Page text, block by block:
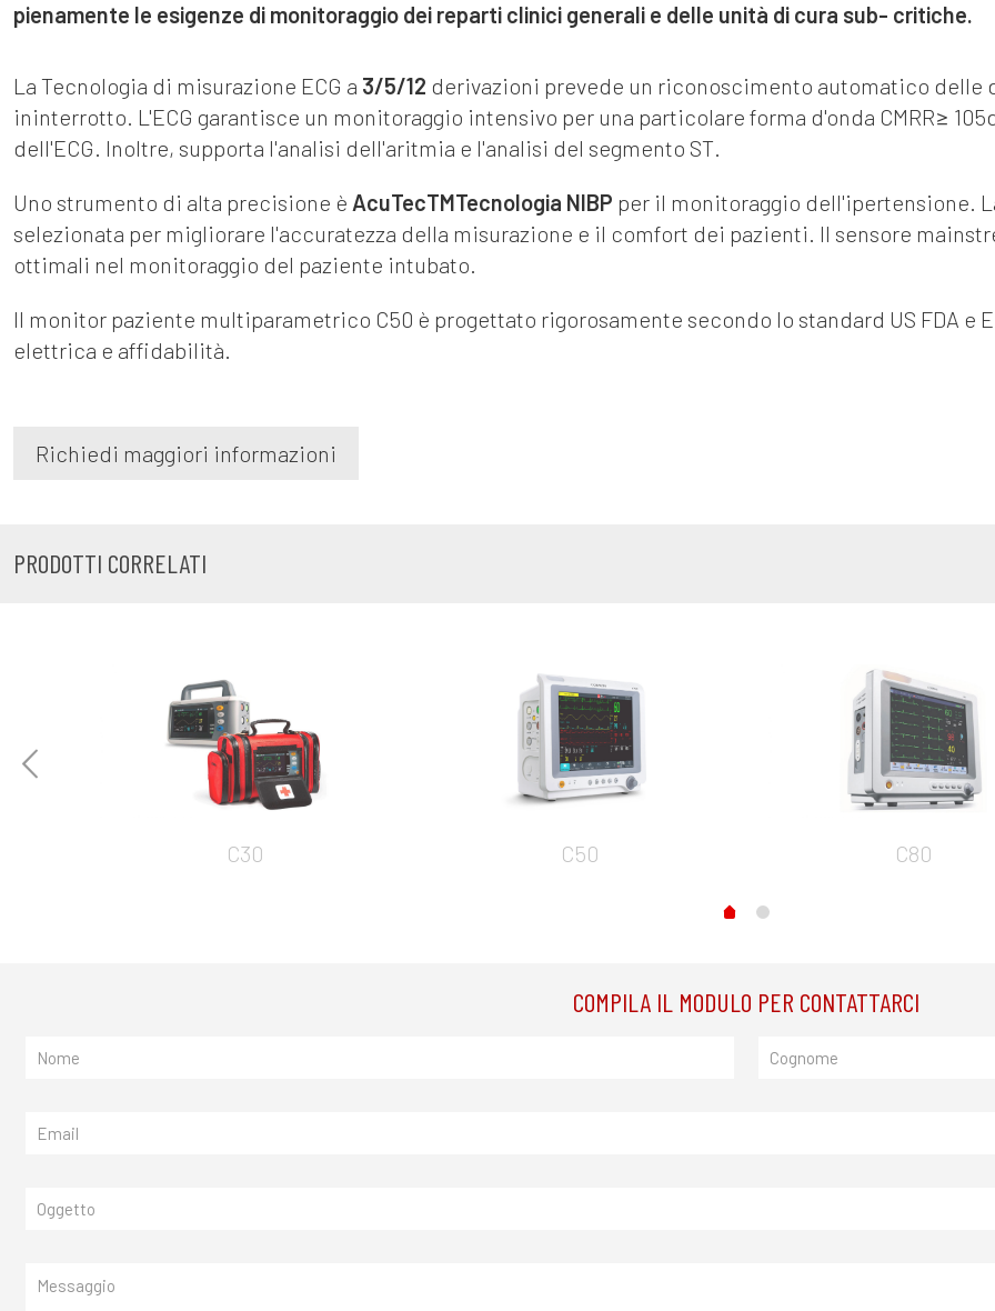
pienamente le esigenze di monitoraggio dei reparti clinici generali e delle unità di cura sub- critiche.
La Tecnologia di misurazione ECG a 3/5/12 derivazioni prevede un riconoscimento automatico delle
ininterrotto. L'ECG garantisce un monitoraggio intensivo per una particolare forma d'onda CMRR≥
dell'ECG. Inoltre, supporta l'analisi dell'aritmia e l'analisi del segmento ST.
Uno strumento di alta precisione è AcuTecTMTecnologia NIBP per il monitoraggio dell'ipertensione.
selezionata per migliorare l'accuratezza della misurazione e il comfort dei pazienti. Il sensore
ottimali nel monitoraggio del paziente intubato.
Il monitor paziente multiparametrico C50 è progettato rigorosamente secondo lo standard US FDA e
elettrica e affidabilità.
Richiedi maggiori informazioni
PRODOTTI CORRELATI
C30 C50 C80
COMPILA IL MODULO PER CONTATTARCI